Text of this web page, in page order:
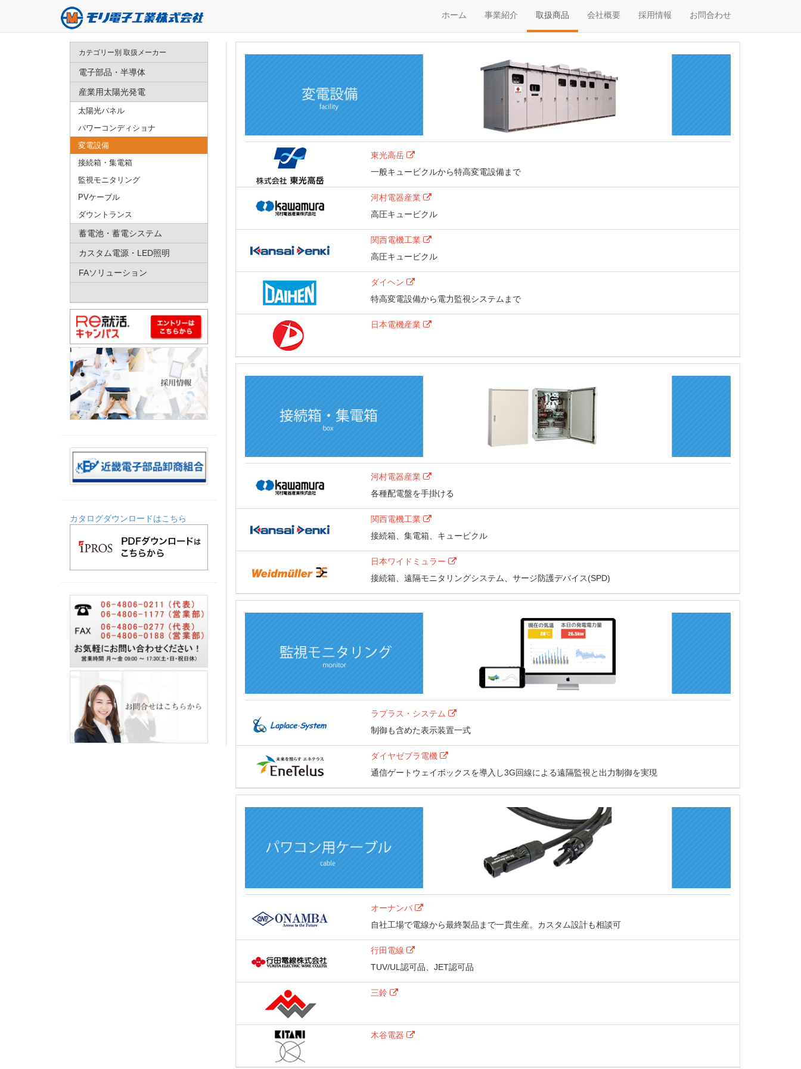
ホーム 事業紹介 取扱商品 会社概要 採用情報 お問合わせ
カテゴリー別 取扱メーカー
電子部品・半導体
産業用太陽光発電
太陽光パネル
パワーコンディショナ
変電設備
接続箱・集電箱
監視モニタリング
PVケーブル
ダウントランス
蓄電池・蓄電システム
カスタム電源・LED照明
FAソリューション
カタログダウンロードはこちら
東光高岳
一般キュービクルから特高変電設備まで
河村電器産業
高圧キュービクル
関西電機工業
高圧キュービクル
ダイヘン
特高変電設備から電力監視システムまで
日本電機産業
河村電器産業
各種配電盤を手掛ける
関西電機工業
接続箱、集電箱、キュービクル
日本ワイドミュラー
接続箱、遠隔モニタリングシステム、サージ防護デバイス(SPD)
ラプラス・システム
制御も含めた表示装置一式
ダイヤゼブラ電機
通信ゲートウェイボックスを導入し3G回線による遠隔監視と出力制御を実現
オーナンバ
自社工場で電線から最終製品まで一貫生産。カスタム設計も相談可
行田電線
TUV/UL認可品、JET認可品
三鈴
木谷電器